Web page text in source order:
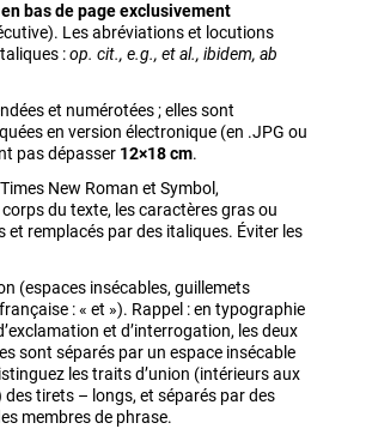
en bas de page exclusivement
Les abréviations et locutions
:op. cit., e.g., et al., ibidem, ab
et numérotées ; elles sont
en version électronique (en .JPG ou
pas dépasser 12×18 cm.
New Roman et Symbol,
du texte, les caractères gras ou
et remplacés par des italiques. Éviter les
(espaces insécables, guillemets
: « et »). Rappel : en typographie
et d’interrogation, les deux
sont séparés par un espace insécable
les traits d’union (intérieurs aux
tirets – longs, et séparés par des
membres de phrase.